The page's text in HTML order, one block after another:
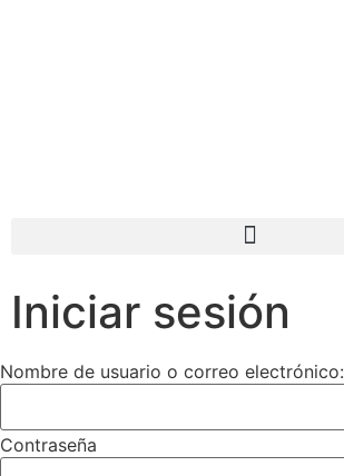
Iniciar sesión
Nombre de usuario o correo electrónico:
Contraseña